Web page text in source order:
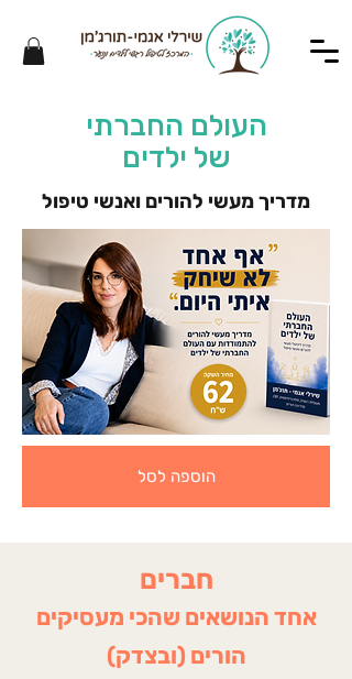
העולם החברתי
של ילדים
מדריך מעשי להורים ואנשי טיפול
הוספה לסל
חברים
אחד הנושאים שהכי מעסיקים
הורים (ובצדק)